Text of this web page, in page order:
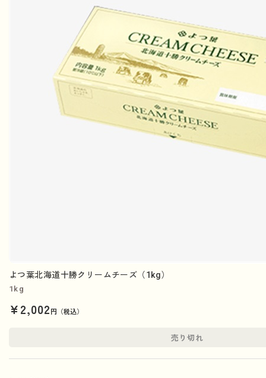
よつ葉北海道十勝クリームチーズ（1kg）
1kg
¥2,002円（税込）
売り切れ